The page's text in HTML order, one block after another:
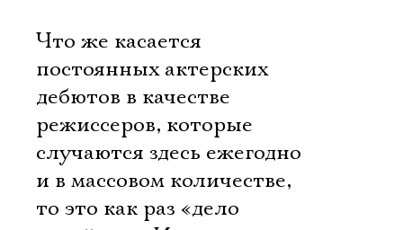
Что же касается
постоянных актерских
дебютов в качестве
режиссеров, которые
случаются здесь ежегодно
и в массовом количестве,
то это как раз «дело